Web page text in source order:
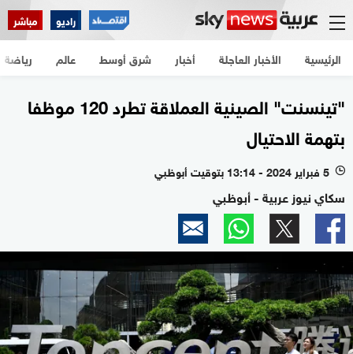
راديو مباشر
الرئيسية الأخبار العاجلة أخبار شرق أوسط عالم رياضة
"تينسنت" الصينية العملاقة تطرد 120 موظفا
بتهمة الاحتيال
l 5 فبراير 2024 - 13:14 بتوقيت أبوظبي
سكاي نيوز عربية - أبوظبي